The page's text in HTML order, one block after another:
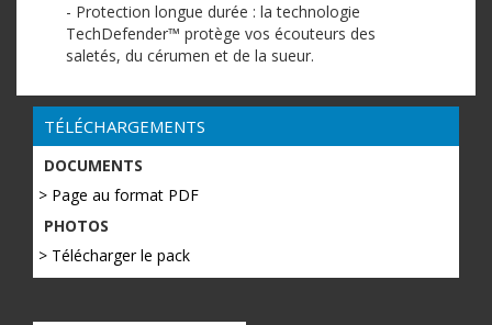
- Protection longue durée : la technologie
TechDefender™ protège vos écouteurs des
saletés, du cérumen et de la sueur.
TÉLÉCHARGEMENTS
DOCUMENTS
> Page au format PDF
PHOTOS
> Télécharger le pack